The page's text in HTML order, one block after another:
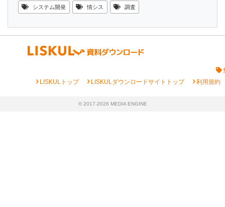
システム開発 情シス 調査
chevron_rightLISKULトップ chevron_rightLISKULダウンロードサイトトップ chevron_right利用規約
© 2017-2026 MEDIA ENGINE